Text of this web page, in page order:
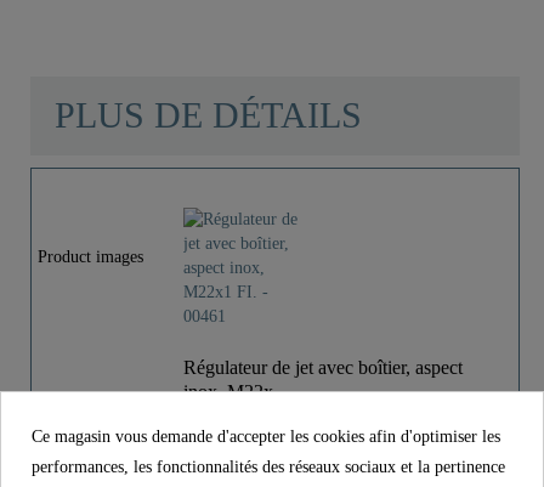
Laiton
PLUS DE DÉTAILS
Product images
Régulateur de jet avec boîtier, aspect
inox, M22x..
15,99 €
TVA incl.
Ce magasin vous demande d'accepter les cookies afin d'optimiser les
performances, les fonctionnalités des réseaux sociaux et la pertinence